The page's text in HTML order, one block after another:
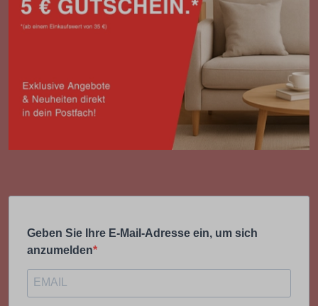
Geben Sie Ihre E-Mail-Adresse ein, um sich
anzumelden